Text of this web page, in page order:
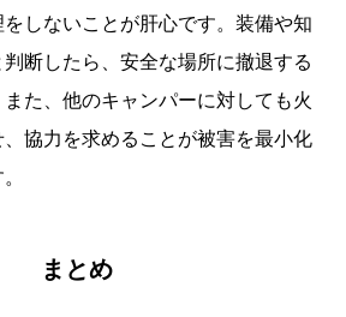
しないことが肝心です。装備や知
断したら、安全な場所に撤退する
た、他のキャンパーに対しても火
協力を求めることが被害を最小化
まとめ